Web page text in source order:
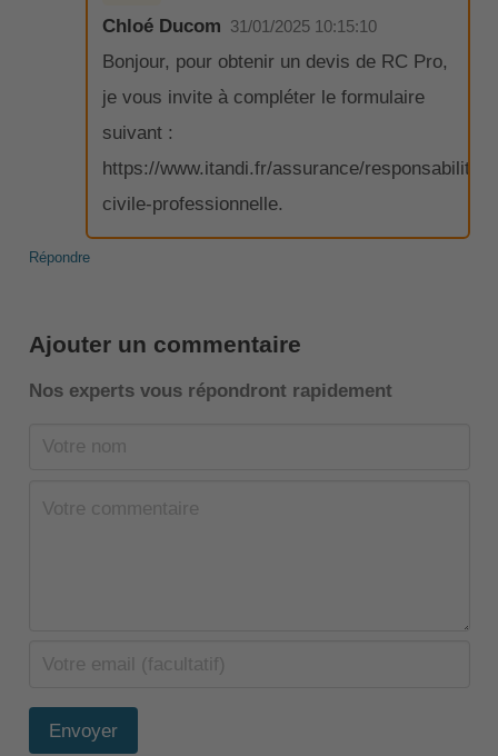
Chloé Ducom 31/01/2025 10:15:10
Bonjour, pour obtenir un devis de RC Pro,
je vous invite à compléter le formulaire
suivant :
https://www.itandi.fr/assurance/responsabilite-
civile-professionnelle.
Répondre
Ajouter un commentaire
Nos experts vous répondront rapidement
Envoyer